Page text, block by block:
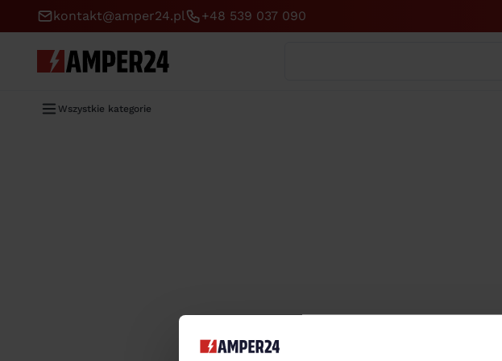
kontakt@amper24.pl +48 539 037 090
Wszystkie kategorie